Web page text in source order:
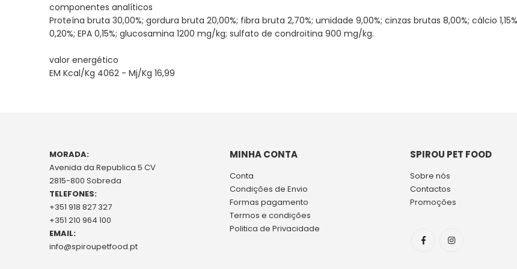
componentes analíticos
Proteína bruta 30,00%; gordura bruta 20,00%; fibra bruta 2,70%; umidade 9,00%; cinzas brutas 8,00%; cálcio
0,20%; EPA 0,15%; glucosamina 1200 mg/kg; sulfato de condroitina 900 mg/kg.
valor energético
EM Kcal/Kg 4062 - Mj/Kg 16,99
MORADA:
Avenida da Republica 5 CV
2815-800 Sobreda
TELEFONES:
+351 918 827 327
+351 210 964 100
EMAIL:
info@spiroupetfood.pt
MINHA CONTA
Conta
Condições de Envio
Formas pagamento
Termos e condições
Politica de Privacidade
SPIROU PET FOOD
Sobre nós
Contactos
Promoções